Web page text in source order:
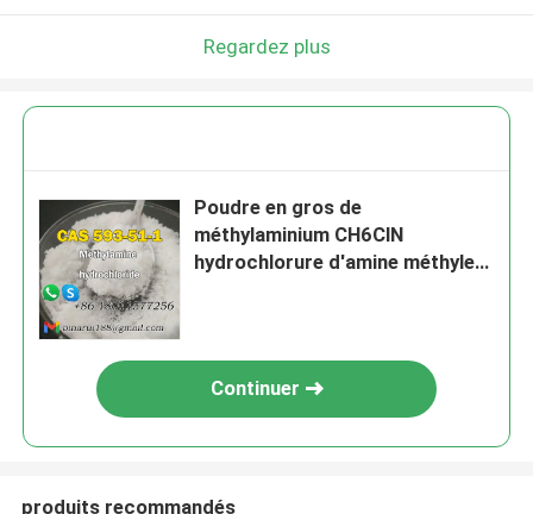
Regardez plus
Poudre en gros de
méthylaminium CH6ClN
hydrochlorure d'amine méthyle
Continuer
produits recommandés